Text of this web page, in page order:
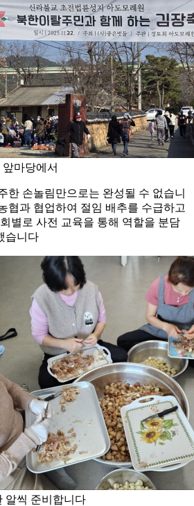
마당에서
한 손놀림만으로는 완성될 수 없습니
협과 협업하여 절임 배추를 수급하고
별로 사전 교육을 통해 역할을 분담
습니다
알씩 준비합니다